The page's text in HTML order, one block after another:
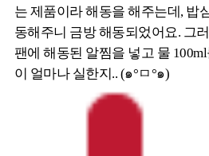
는 제품이라 해동을 해주는데, 밥
동해주니 금방 해동되었어요. 그
팬에 해동된 알찜을 넣고 물
이 얼마나 실한지.. (๑°ㅁ°๑)